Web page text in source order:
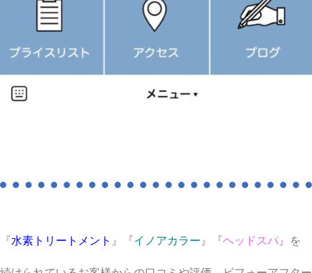
『水素トリートメント 』『イノアカラー』『ヘッドスパ』を